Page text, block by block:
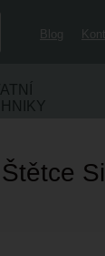
Blog
Štětce